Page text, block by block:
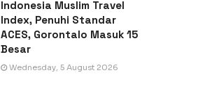
Indonesia Muslim Travel
Index, Penuhi Standar
ACES, Gorontalo Masuk 15
Besar
Wednesday, 5 August 2026